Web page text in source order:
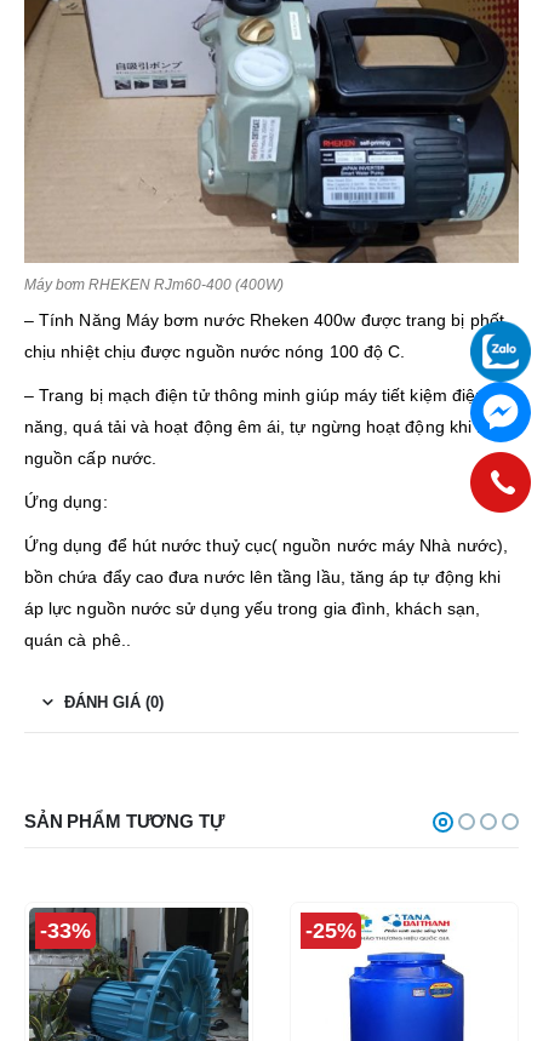
Máy bơm RHEKEN RJm60-400 (400W)
– Tính Năng Máy bơm nước Rheken 400w được trang bị phốt
chịu nhiệt chịu được nguồn nước nóng 100 độ C.
– Trang bị mạch điện tử thông minh giúp máy tiết kiệm điện
năng, quá tải và hoạt động êm ái, tự ngừng hoạt động khi mất
nguồn cấp nước.
Ứng dụng:
Ứng dụng để hút nước thuỷ cục( nguồn nước máy Nhà nước),
bồn chứa đẩy cao đưa nước lên tầng lầu, tăng áp tự động khi
áp lực nguồn nước sử dụng yếu trong gia đình, khách sạn,
quán cà phê..
ĐÁNH GIÁ (0)
SẢN PHẨM TƯƠNG TỰ
-33% -25%